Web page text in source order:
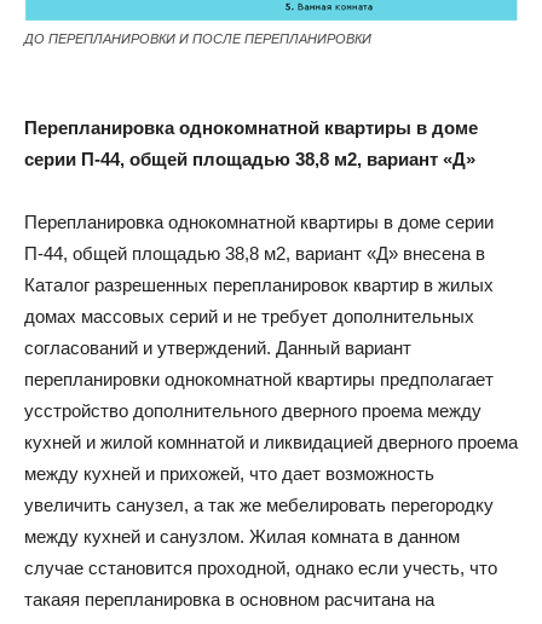
ДО ПЕРЕПЛАНИРОВКИ И ПОСЛЕ ПЕРЕПЛАНИРОВКИ
Перепланировка однокомнатной квартиры в доме
серии П-44, общей площадью 38,8 м2, вариант «Д»
Перепланировка однокомнатной квартиры в доме серии
П-44, общей площадью 38,8 м2, вариант «Д» внесена в
Каталог разрешенных перепланировок квартир в жилых
домах массовых серий и не требует дополнительных
согласований и утверждений. Данный вариант
перепланировки однокомнатной квартиры предполагает
усстройство дополнительного дверного проема между
кухней и жилой комннатой и ликвидацией дверного проема
между кухней и прихожей, что дает возможность
увеличить санузел, а так же мебелировать перегородку
между кухней и санузлом. Жилая комната в данном
случае сстановится проходной, однако если учесть, что
такаяя перепланировка в основном расчитана на